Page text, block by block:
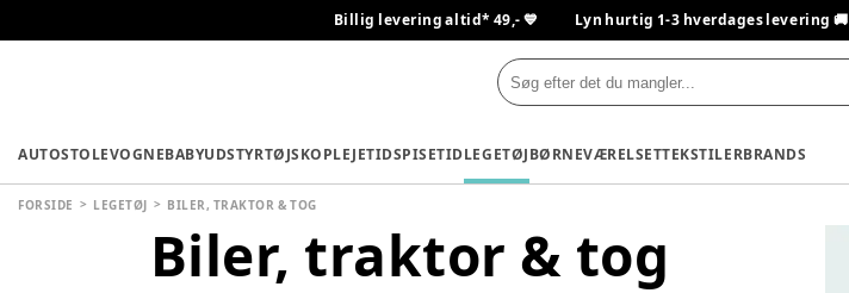
Billig levering altid* 49,- 💙 Lyn hurtig 1-3 hverdages levering 🚚
AUTOSTOLEVOGNEBABYUDSTYRTØJSKOPLEJETIDSPISETIDLEGETØJBØRNEVÆRELSETTEKSTILERBRANDS
FORSIDE LEGETØJ BILER, TRAKTOR & TOG
Biler, traktor & tog